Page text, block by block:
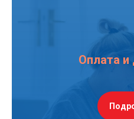
Оплата и